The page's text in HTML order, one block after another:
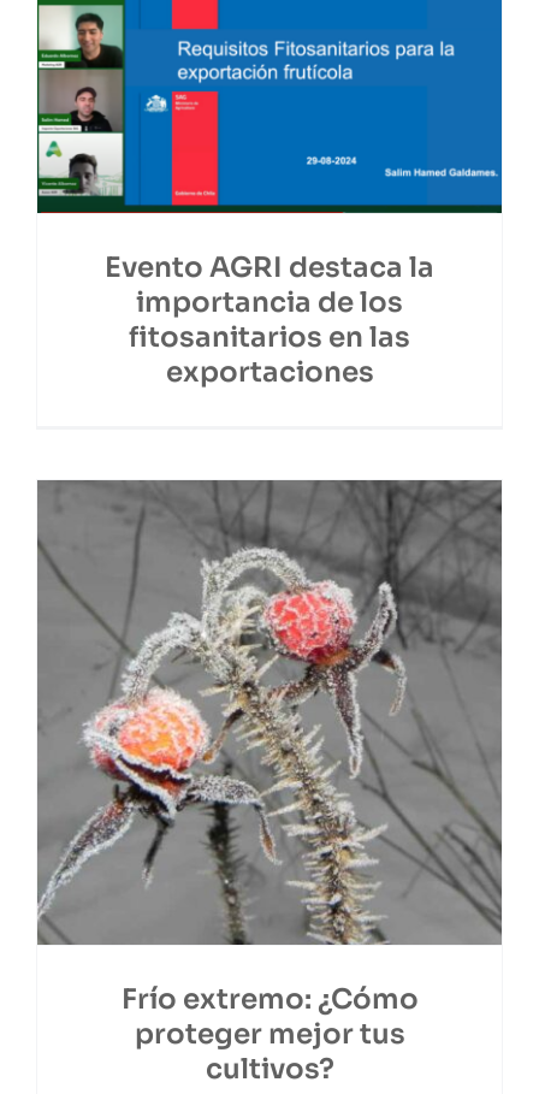
Evento AGRI destaca la
importancia de los
fitosanitarios en las
exportaciones
Frío extremo: ¿Cómo
proteger mejor tus
cultivos?